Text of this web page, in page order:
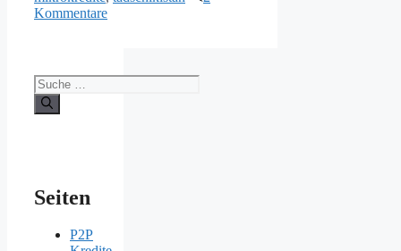
Kommentare
Suche
nach:
Seiten
P2P